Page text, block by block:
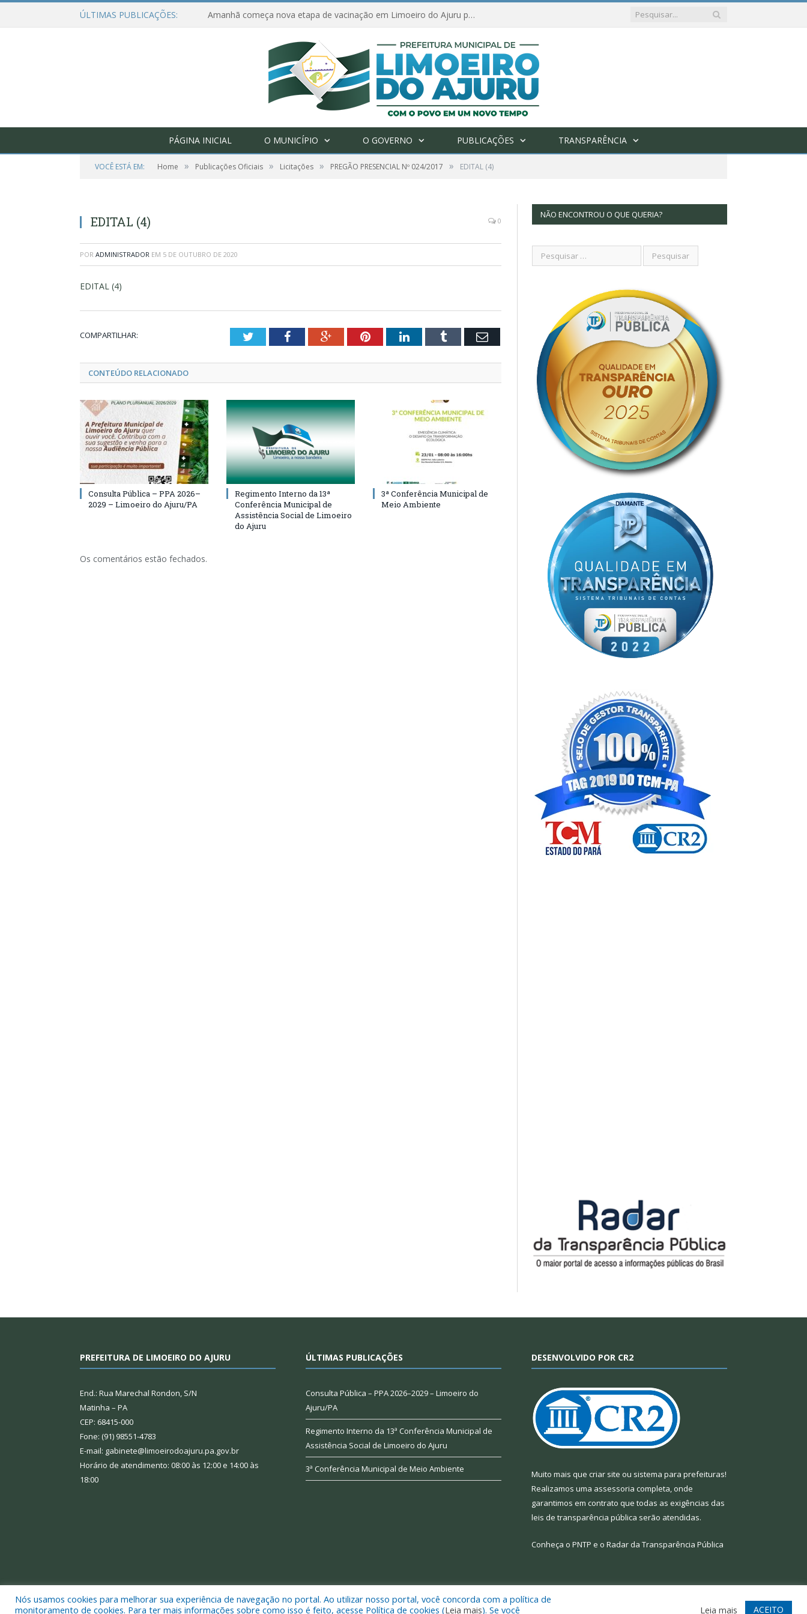
ÚLTIMAS PUBLICAÇÕES: Amanhã começa nova etapa de vacinação em Limoeiro do Ajuru para idosos com 65 ou mais
PÁGINA INICIAL O MUNICÍPIO O GOVERNO PUBLICAÇÕES TRANSPARÊNCIA
VOCÊ ESTÁ EM: Home » Publicações Oficiais » Licitações » PREGÃO PRESENCIAL Nº 024/2017 » EDITAL (4)
EDITAL (4) 0
POR ADMINISTRADOR EM 5 DE OUTUBRO DE 2020
EDITAL (4)
COMPARTILHAR: TwitterFacebookGoogle+PinterestLinkedInTumblr Email
CONTEÚDO RELACIONADO
Consulta Pública – PPA 2026–
2029 – Limoeiro do Ajuru/PA
Regimento Interno da 13ª
Conferência Municipal de
Assistência Social de Limoeiro
do Ajuru
3ª Conferência Municipal de
Meio Ambiente
Os comentários estão fechados.
NÃO ENCONTROU O QUE QUERIA?
PREFEITURA DE LIMOEIRO DO AJURU
End.: Rua Marechal Rondon, S/N
Matinha – PA
CEP: 68415-000
Fone: (91) 98551-4783
E-mail: gabinete@limoeirodoajuru.pa.gov.br
Horário de atendimento: 08:00 às 12:00 e 14:00 às
18:00
ÚLTIMAS PUBLICAÇÕES
Consulta Pública – PPA 2026–2029 – Limoeiro do
Ajuru/PA
Regimento Interno da 13ª Conferência Municipal de
Assistência Social de Limoeiro do Ajuru
3ª Conferência Municipal de Meio Ambiente
DESENVOLVIDO POR CR2
Muito mais que criar site ou sistema para prefeituras!
Realizamos uma assessoria completa, onde
garantimos em contrato que todas as exigências das
leis de transparência pública serão atendidas.
Conheça o PNTP e o Radar da Transparência Pública
Todos os direitos reservados a Prefeitura Municipal de Limoeiro do Ajuru. Mapa do Site Acessar Webmail
Nós usamos cookies para melhorar sua experiência de navegação no portal. Ao utilizar nosso portal, você concorda com a política de
monitoramento de cookies. Para ter mais informações sobre como isso é feito, acesse Política de cookies (Leia mais). Se você Leia mais ACEITO